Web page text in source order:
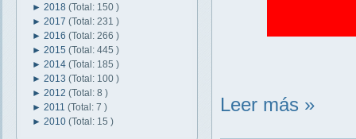
► 2018 (Total: 150 )
► 2017 (Total: 231 )
► 2016 (Total: 266 )
► 2015 (Total: 445 )
► 2014 (Total: 185 )
► 2013 (Total: 100 )
► 2012 (Total: 8 )
► 2011 (Total: 7 )
► 2010 (Total: 15 )
Leer más »